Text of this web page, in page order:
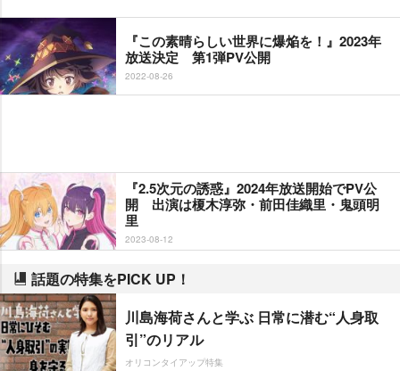
『この素晴らしい世界に爆焔を！』2023年
放送決定 第1弾PV公開
2022-08-26
『2.5次元の誘惑』2024年放送開始でPV公
開 出演は榎木淳弥・前田佳織里・鬼頭明
里
2023-08-12
話題の特集をPICK UP！
川島海荷さんと学ぶ 日常に潜む“人身取
引”のリアル
オリコンタイアップ特集